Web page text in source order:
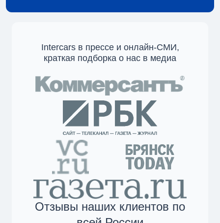
Intercars в прессе и онлайн-СМИ,
краткая подборка о нас в медиа
Отзывы наших клиентов по